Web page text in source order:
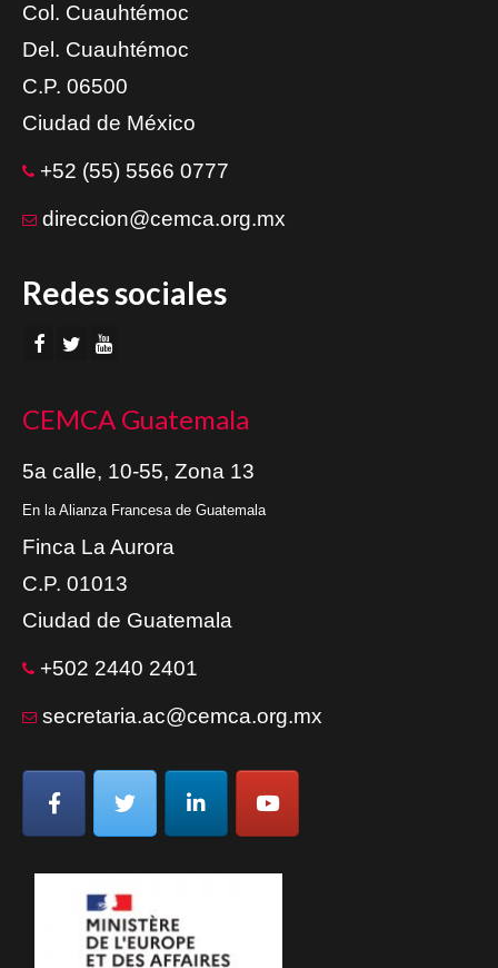
Col. Cuauhtémoc
Del. Cuauhtémoc
C.P. 06500
Ciudad de México
+52 (55) 5566 0777
direccion@cemca.org.mx
Redes sociales
CEMCA Guatemala
5a calle, 10-55, Zona 13
En la Alianza Francesa de Guatemala
Finca La Aurora
C.P. 01013
Ciudad de Guatemala
+502 2440 2401
secretaria.ac@cemca.org.mx